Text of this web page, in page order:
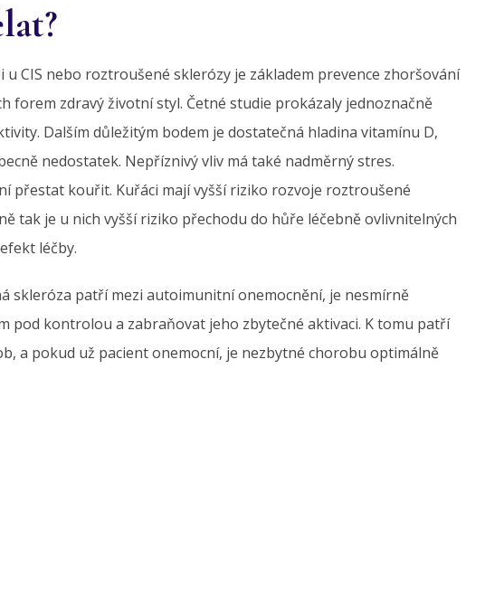
CIS nebo roztroušené sklerózy je základem prevence zhoršování
forem zdravý životní styl. Četné studie prokázaly jednoznačně
Dalším důležitým bodem je dostatečná hladina vitamínu D,
nedostatek. Nepříznivý vliv má také nadměrný stres.
přestat kouřit. Kuřáci mají vyšší riziko rozvoje roztroušené
tak je u nich vyšší riziko přechodu do hůře léčebně ovlivnitelných
léčby.
skleróza patří mezi autoimunitní onemocnění, je nesmírně
pod kontrolou a zabraňovat jeho zbytečné aktivaci. K tomu patří
a pokud už pacient onemocní, je nezbytné chorobu optimálně